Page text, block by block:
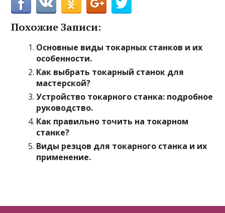
Похожие Записи:
Основные виды токарных станков и их
особенности.
Как выбрать токарный станок для
мастерской?
Устройство токарного станка: подробное
руководство.
Как правильно точить на токарном
станке?
Виды резцов для токарного станка и их
применение.